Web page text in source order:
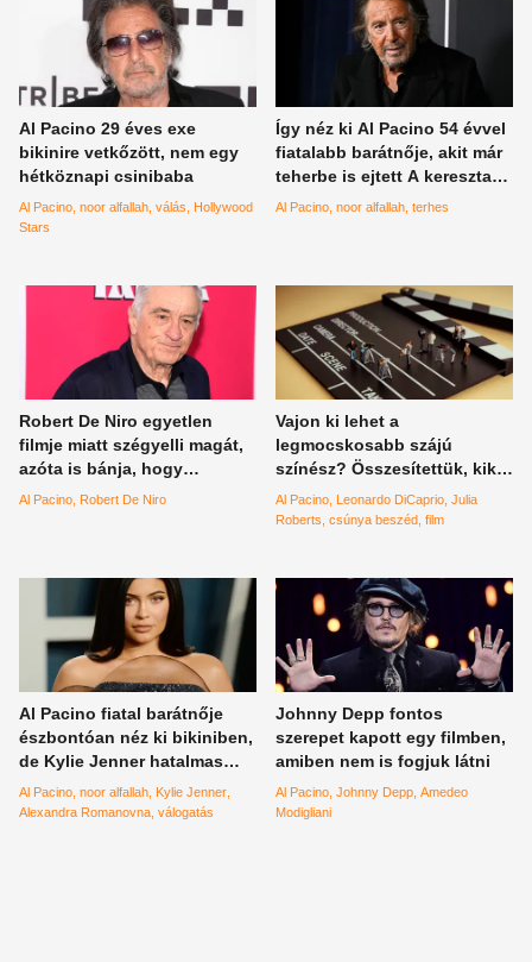
Al Pacino 29 éves exe
bikinire vetkőzött, nem egy
hétköznapi csinibaba
Al Pacino noor alfallah válás
Hollywood
Stars
Így néz ki Al Pacino 54 évvel
fiatalabb barátnője, akit már
teherbe is ejtett A keresztapa
sztárja
Al Pacino noor alfallah terhes
Robert De Niro egyetlen
filmje miatt szégyelli magát,
azóta is bánja, hogy
megcsinálta
Al Pacino Robert De Niro
Vajon ki lehet a
legmocskosabb szájú
színész? Összesítettük, kik
káromkodtak a legtöbbet és
a legcsúnyábban a
Al Pacino Leonardo DiCaprio Julia
Roberts csúnya beszéd film
Al Pacino fiatal barátnője
észbontóan néz ki bikiniben,
de Kylie Jenner hatalmas
mellei miatt is özönlöttek a
lájkok – válogatás
Al Pacino noor alfallah Kylie Jenner
Alexandra Romanovna válogatás
Johnny Depp fontos
szerepet kapott egy filmben,
amiben nem is fogjuk látni
Al Pacino Johnny Depp Amedeo
Modigliani